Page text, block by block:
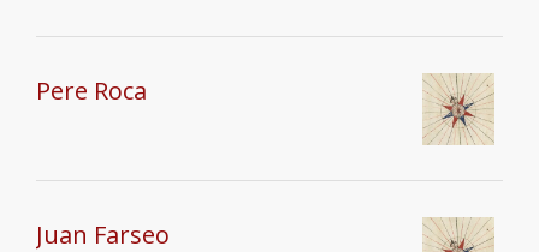
Pere Roca
Juan Farseo